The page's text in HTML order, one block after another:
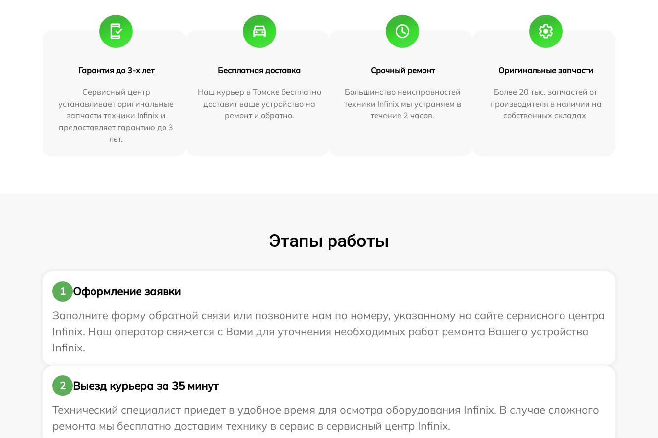
Гарантия до 3-х лет
Сервисный центр
устанавливает оригинальные
запчасти техники Infinix и
предоставляет гарантию до 3
лет.
Бесплатная доставка
Наш курьер в Томске бесплатно
доставит ваше устройство на
ремонт и обратно.
Срочный ремонт
Большинство неисправностей
техники Infinix мы устраняем в
течение 2 часов.
Оригинальные запчасти
Более 20 тыс. запчастей от
производителя в наличии на
собственных складах.
Этапы работы
1
Оформление заявки
Заполните форму обратной связи или позвоните нам по номеру, указанному на сайте сервисного центра
Infinix. Наш оператор свяжется с Вами для уточнения необходимых работ ремонта Вашего устройства
Infinix.
2
Выезд курьера за 35 минут
Технический специалист приедет в удобное время для осмотра оборудования Infinix. В случае сложного
ремонта мы бесплатно доставим технику в сервис в сервисный центр Infinix.